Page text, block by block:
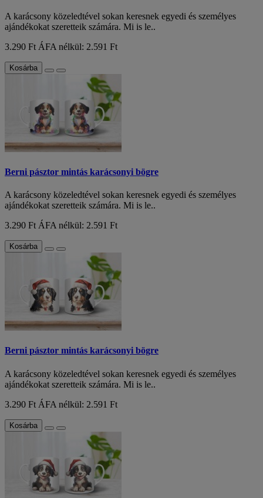
A karácsony közeledtével sokan keresnek egyedi és személyes
ajándékokat szeretteik számára. Mi is le..
3.290 Ft ÁFA nélkül: 2.591 Ft
Kosárba
Berni pásztor mintás karácsonyi bögre
A karácsony közeledtével sokan keresnek egyedi és személyes
ajándékokat szeretteik számára. Mi is le..
3.290 Ft ÁFA nélkül: 2.591 Ft
Kosárba
Berni pásztor mintás karácsonyi bögre
A karácsony közeledtével sokan keresnek egyedi és személyes
ajándékokat szeretteik számára. Mi is le..
3.290 Ft ÁFA nélkül: 2.591 Ft
Kosárba